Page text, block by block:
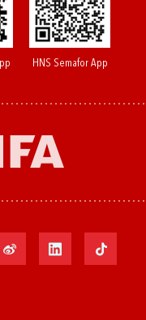
HNS Semafor App